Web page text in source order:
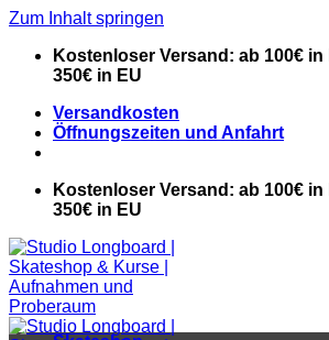
Zum Inhalt springen
Kostenloser Versand: ab 100€
350€ in EU
Versandkosten
Öffnungszeiten und Anfahrt
Kostenloser Versand: ab 100€
350€ in EU